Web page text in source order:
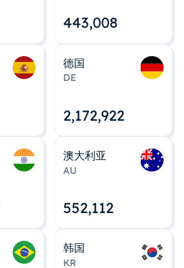
443,008
德国
DE
2,172,922
澳大利亚
AU
552,112
韩国
KR